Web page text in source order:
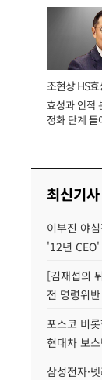
조현상 HS
장
효성과 인적
정화 단계
최신기사
이부진 야
'12년
[김재섭의
전 명령위
포스코 비
현대차 보
삼성전자·